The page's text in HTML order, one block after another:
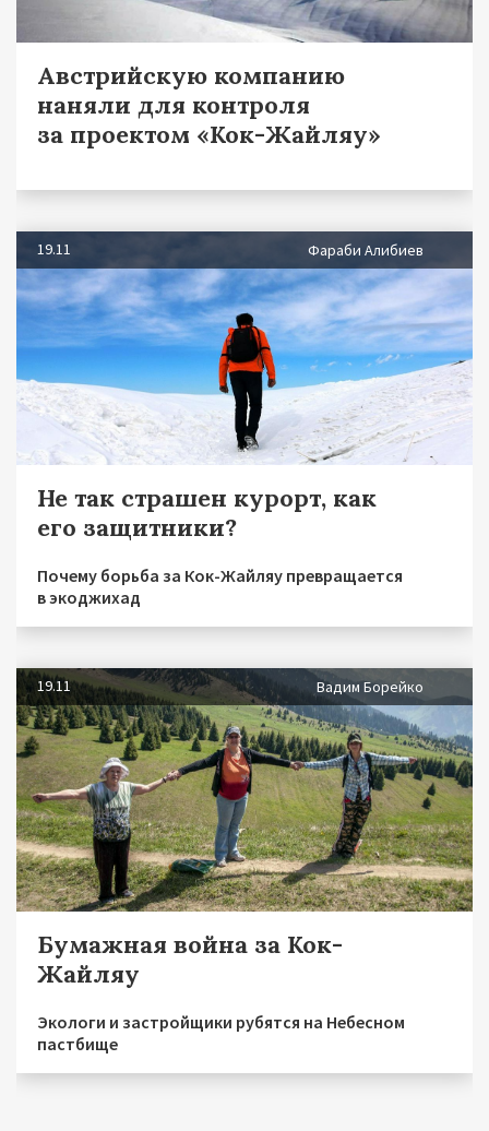
Австрийскую компанию
наняли для контроля
за проектом «Кок-Жайляу»
19.11 Фараби Алибиев
Не так страшен курорт, как
его защитники?
Почему борьба за Кок-Жайляу превращается
в экоджихад
19.11 Вадим Борейко
Бумажная война за Кок-
Жайляу
Экологи и застройщики рубятся на Небесном
пастбище